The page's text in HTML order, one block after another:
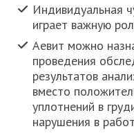
Индивидуальная
играет важную
Аевит можно
проведения
результатов
вместо
уплотнений в
нарушения в